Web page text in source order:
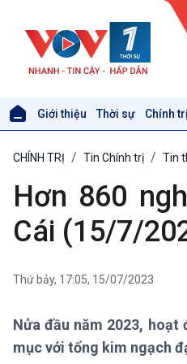
Giới thiệu Thời sự Chính trị
Xã hội
Tin Đời sống & Xã hội
CHÍNH TRỊ Tin Chính trị Tin
Hơn 860
Cái (15/7/
Thứ bảy, 17:05, 15/07/2023
Nửa đầu năm 2023, hoạt
mục với tổng kim ngạch